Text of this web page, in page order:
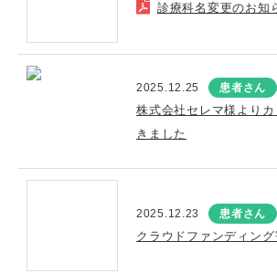
診療科名変更のお知
2025.12.25 患者さん
株式会社セレマ様より
きました
2025.12.23 患者さん
クラウドファンディン